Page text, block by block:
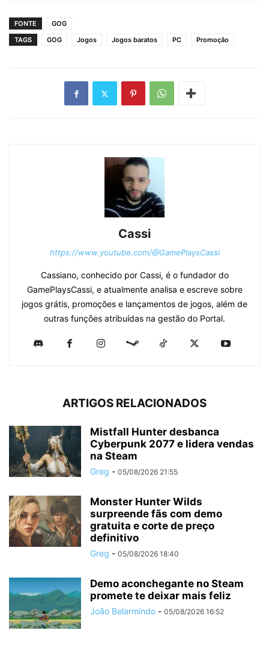
FONTE
GOG
TAGS
GOG Jogos Jogos baratos PC Promoção
Cassi
https://www.youtube.com/@GamePlaysCassi
Cassiano, conhecido por Cassi, é o fundador do
GamePlaysCassi, e atualmente analisa e escreve sobre
jogos grátis, promoções e lançamentos de jogos, além de
outras funções atribuídas na gestão do Portal.
ARTIGOS RELACIONADOS
Mistfall Hunter desbanca
Cyberpunk 2077 e lidera vendas
na Steam
Greg - 05/08/2026 21:55
Monster Hunter Wilds
surpreende fãs com demo
gratuita e corte de preço
definitivo
Greg - 05/08/2026 18:40
Demo aconchegante no Steam
promete te deixar mais feliz
João Belarmindo - 05/08/2026 16:52